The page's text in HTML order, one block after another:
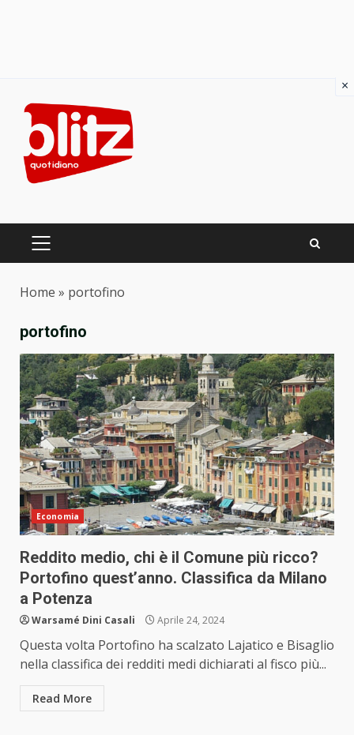
content
PRIMARY
Home » portofino
portofino
Economia
Reddito medio, chi è il Comune più ricco?
Portofino quest’anno. Classifica da Milano
a Potenza
Warsamé Dini Casali Aprile 24, 2024
Questa volta Portofino ha scalzato Lajatico e Bisaglio
nella classifica dei redditi medi dichiarati al fisco più...
Read More
×